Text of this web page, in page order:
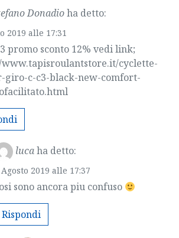
Donadioha detto:
2019 alle 17:31
promo sconto 12% vedi link;
cyclette-
giro-c-c3-black-new-comfort-
lucaha detto:
2019 alle 17:37
sono ancora piu confuso
Rispondi